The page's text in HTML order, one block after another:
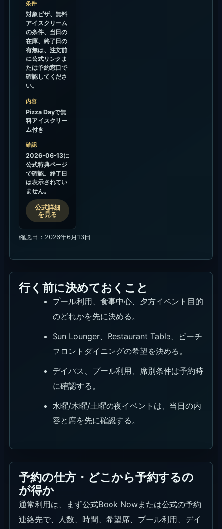
行く前に決めておくこと
プール利用、食事中心、夕方イベント目的
のどれかを先に決める。
Sun Lounger、Restaurant Table、ビーチ
に確認する。
容と席を先に確認する。
予約の仕方・どこから予約するの
が得か
通常利用は、まず公式Book Nowまたは公式の予約
ト日や当日の空きはWhatsApp、グループや特別デ
ィナーはEmailで相談すると整理しやすいです。
KlookにはSakala Beach Clubに一致するページが
ありますが、現在では現在利用不可です。再開状況
の確認用として扱い、販売中の予約としては公式予
Sakala公式 Day Pass / Packages
おすすめ度
★★★★★
ージと販売状況を確認します。
リンク
公式Day Passを確認